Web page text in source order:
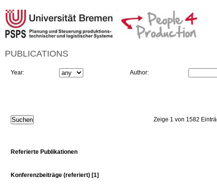
PUBLICATIONS
Year: Author:
Zeige 1 von 1582
Referierte Publikationen
Konferenzbeiträge (referiert) [1]